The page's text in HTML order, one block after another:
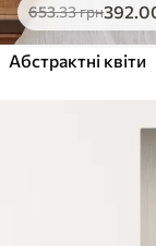
.00грн
✓Яскраві,
Поверхня з
653.33грн392
Абстрактні квіти